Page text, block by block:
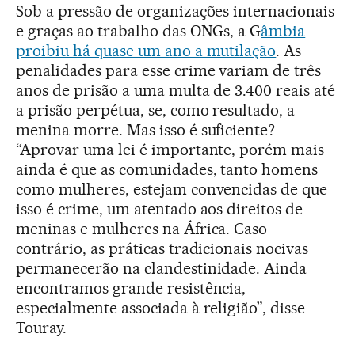
Sob a pressão de organizações internacionais
e graças ao trabalho das ONGs, a Gâmbia
proibiu há quase um ano a mutilação. As
penalidades para esse crime variam de três
anos de prisão a uma multa de 3.400 reais até
a prisão perpétua, se, como resultado, a
menina morre. Mas isso é suficiente?
“Aprovar uma lei é importante, porém mais
ainda é que as comunidades, tanto homens
como mulheres, estejam convencidas de que
isso é crime, um atentado aos direitos de
meninas e mulheres na África. Caso
contrário, as práticas tradicionais nocivas
permanecerão na clandestinidade. Ainda
encontramos grande resistência,
especialmente associada à religião”, disse
Touray.